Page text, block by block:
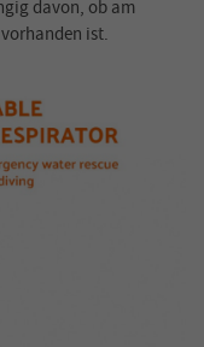
davon, ob am
ist.